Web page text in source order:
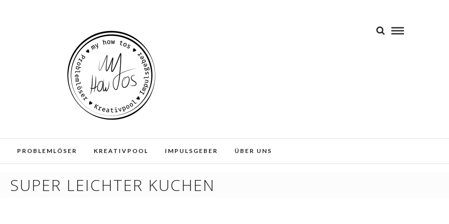
PROBLEMLÖSER KREATIVPOOL IMPULSGEBER ÜBER UNS
SUPER LEICHTER KUCHEN